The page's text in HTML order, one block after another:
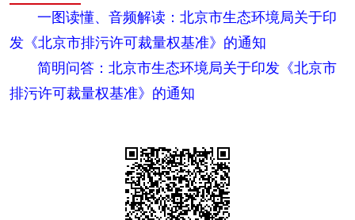
一图读懂、音频解读：北京市生态环境局关于印
发《北京市排污许可裁量权基准》的通知
简明问答：北京市生态环境局关于印发《北京市
排污许可裁量权基准》的通知